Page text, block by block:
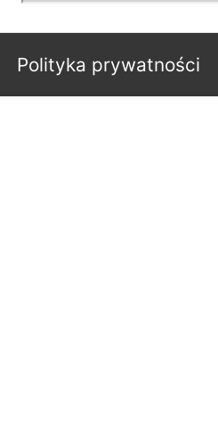
Polityka prywatności